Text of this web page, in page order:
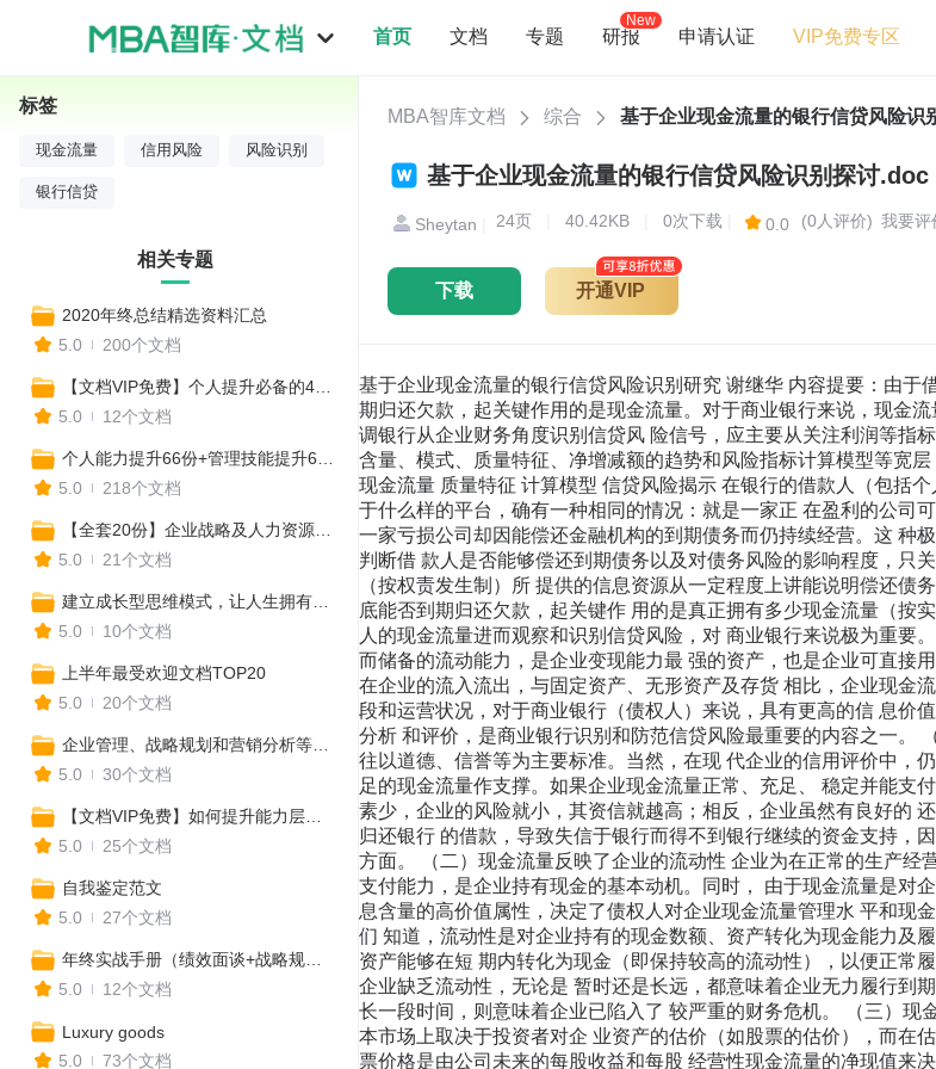
首页 文档 专题 研报
New
申请认证 VIP免费专区
MBA智库文档 综合 基于企业现金流量的银行信贷风险识
基于企业现金流量的银行信贷风险识别探讨.doc
Sheytan 24页 40.42KB 0次下载 0.0 (0人评价) 我要评
下载 开通VIP
基于企业现金流量的银行信贷风险识别研究 谢继华 内容提要：由于借款人盈利能力不是直接和现实的还款来源，债务人能否到 期归还欠款，起关键作用的是现金流量。对于商业银行来说，现金流量具有更高 的信息价值含量。本文的一个重要观点就是强调银行从企业财务角度识别信贷风 险信号，应主要从关注利润等指标转到现金流量的相关指标上来，并从现金流量 信号的价值含量、模式、质量特征、净增减额的趋势和风险指标计算模型等宽层 面的因素分析中，从本质上揭示银行信贷风险。 关键词：现金流量 质量特征 计算模型 信贷风险揭示 在银行的借款人（包括个人客户、单一法人客户和集团法人客户） 中，无论他们处于什么样的平台，确有一种相同的情况：就是一家正 在盈利的公司可能因不能偿还金融机构的到期贷款而遭遇财务危机， 但另一家亏损公司却因能偿还金融机构的到期债务而仍持续经营。这 种极端的现象给了我们识别银行信贷风险一些新的思路，就是判断借 款人是否能够偿还到期债务以及对债务风险的影响程度，只关注借款 人盈利能力是不全面、且不准确的。虽然利润表（按权责发生制）所 提供的信息资源从一定程度上讲能说明偿还债务的来源，但它终究不 是直接和现实的还款来源，债务人到底能否到期归还欠款，起关键作 用的是真正拥有多少现金流量（按实收实付制计算的现金流量表）。 所以，通过研究分析借款人的现金流量进而观察和识别信贷风险，对 商业银行来说极为重要。 一、现金流量信息所揭示的价值 现金是企业出于预防动机而储备的流动能力，是企业变现能力最 强的资产，也是企业可直接用于投资的资源。现金流量表现为这些变 现能力最强的资产在企业的流入流出，与固定资产、无形资产及存货 相比，企业现金流量可以更全面和综合地反映一个企业的生存能力、 发展阶段和运营状况，对于商业银行（债权人）来说，具有更高的信 息价值含量。因此，对企业现金流量管理质量与现金生产能力的分析 和评价，是商业银行识别和防范信贷风险最重要的内容之一。 （一）现金流量是企业信用的重要支撑 传统信用评价中，往往以道德、信誉等为主要标准。当然，在现 代企业的信用评价中，仍然十分重视企业的还款意愿，但还款意愿本 身终究需要充足的现金流量作支撑。如果企业现金流量正常、充足、 稳定并能支付所有到期的债务本息，企业的资金运营健康、不确定性 因素少，企业的风险就小，其资信就越高；相反，企业虽然有良好的 还款意愿，但终因无充足正常的现金流量，而屡次不能正常归还银行 的借款，导致失信于银行而得不到银行继续的资金支持，因此，从这 个意义上来说，现金流量决定着企业信用的重要方面。 （二）现金流量反映了企业的流动性 企业为在正常的生产经营秩序下保证交易和支付到期债务的需 要而保持一定的现金支付能力，是企业持有现金的基本动机。同时， 由于现金流量是对企业生存能力、发展阶段和运营状况的一个综合反 映，其信息含量的高价值属性，决定了债权人对企业现金流量管理水 平和现金产出能力分析时，高度关注流动性对信贷风险的影响。我们 知道，流动性是对企业持有的现金数额、资产转化为现金能力及履行 支付义务能力的描述，如果企业持有充足的现金，或者资产能够在短 期内转化为现金（即保持较高的流动性），以便正常履行支付义务， 则该企业就具有较好的流动性。相反，如果企业缺乏流动性，无论是 暂时还是长远，都意味着企业无力履行到期债务的支付能力。当然， 如果企业较低的流动性要持续较长一段时间，则意味着企业已陷入了 较严重的财务危机。 （三）现金流量影响着企业价值 财务理论认为：企业价值在有效的资本市场上取决于投资者对企 业资产的估价（如股票的估价），而在估价方法中，现金流量起着决 定性的因素，因为上市公司股票价格是由公司未来的每股收益和每股 经营性现金流量的净现值来决定的，盈亏已经不是决定股票价值惟一 重要的因素。在财务报表反映的各类信息中，现金流量的信息价值含 量越来越高，有逐渐取代净利润的趋势，成为评价公司价值的一个重 要标准。也就是说，估价高低主要取决于企业在未来年度的现金流量 及其投资者的预期投资报酬率。现金流入越充足，投资风险越小，投 资者要求的报酬率越低，企业的价值也就越大。 （四）现金流量的合理确定，影响着企业的盈利水平 企业须合理确定现金流量的原因在于：现金虽然具有很好的流动 性，是企业短期偿债能力和支付能力的体现，但同时现金属于非盈利 性资产，收益率非常低。在这种情况下，如果企业持有过多现金，由 此决定的边际收益便会逐步下降，从而降低了企业的收益水平。为此 企业必须在资金流动性和收益性之间不断做出均衡，使现金收支在数 量上和时间上保持相互衔接，做到满足企业正常经营活动现金流量的 同时，减少资金的闲置，提高资金的收益率。 （五）现金流量的大小决定了利润的质量 前文已述及：一家账面利润丰厚的公司可能因不能偿还金融机构 的到期贷款而遭遇财务危机，甚至摆脱不了破产清算的命运；但另一 家亏损公司却因能偿还金融机构的到期债务而仍持续经营。在现收现 付制下，企业销售商品或提供劳务是以现金形式进行交易，若没有资 产折旧和费用摊销，利润量和现金流就是完全相等的，这时的现金流 量不会影响利润的质量。但在权责发生制下，企业收入的增加并不必 然引起现金的增加，企业支出的增加也不一定必然表现为现金的流出。 这种现象的存在，不得不让我们更加高度关注企业现金流量的变化。 二、现金流量模式所揭示的企业生命周期特征及信贷风险 企业在不同的发展阶段有不同的现金收支表现，企业的现金流量 表就是按照现金收支的行为原因将现金流量划分为经营活动、投资活 动和筹资活动的，通过现金流量表揭示企业的发展阶段，从而分析企 业未来的风险。 （一）企业现金流量的初创期表现 新成立的企业开始投资生产并出售产品，因为规模不足等原因， 往往还不能产生经营利润，同时，还需要投资于营运资本来满足规模 扩大所要求的不断增加的存货和应收项目等，所以一般不能产生经营 活动现金净流入。同时，企业正投资于新的设备，资本支出是最大的 现金流出项目。在这个阶段上，企业通过注入股本来筹资，此时债权 人通常不会对借款感兴趣，因为创业阶段的企业暴露了太多对未来发 展的不确定性风险。 （二）企业现金流量的成长期表现 成长期企业的销售增长很快，在经营上已经有一定的稳定性，随 着规模的不断扩大，每年都能产生经营活动现金净流入。同时，企业 还积蓄投资于营运资产和固定资产以满足未来的产能需求，这时公司 有盈利需要支付税款。筹资主要主要还是靠股本，但是在可行的情况 下也使用债务筹资，通常这一阶段的企业负债率还很低。 （三）企业现金流量的成熟期表现 成熟期企业的销售额增长开始放缓，每年的经营活动净现金流量 达到稳定的状态，但由于资金在时空上分布不均衡，对营运资产进行 投资时，还要借助于外部筹资，但是筹资额比成长阶段的比例要低得 多。这时，企业只需要替换那些老化过时的机器，所以资本性支出减 少。同时企业会尽可能的使用债务筹资，因此，每年的利息支付越来 越多。此外，因为不能增长，为了使股本保持在可以接受的水平上， 它每年支付的股利也在增加。这时企业在筹资前产生的现金净流量应 该是有盈余的，可以用来偿还债务。如果企业有现成的借款能力，那 么对于任何暂时的现金需求，如果金额大于企业经营中产生的现金流 量，就可以用借款来支付，此时的风险较低。 从长期来看，成熟期企业的筹资前现金净流量必须是正的。由于 企业受到暂时或一次性因素的影响，他可以在头一年或两年产生负的 现金。如果现金流量在以后的年份里也一直为负，就表明企业存在着 重大的问题。企业在每个产生负现金流量的年份里都需要增加筹资。 （四）企业现金流量的衰退期表现 从银行债权人的角度看，认识衰退期企业的现金流量模式是非常 重要的，因为，他们往往是资金需求者。衰退期的企业开始仍能产生 经营活动现金净流入。由于销售额下降，对营运资本的需求也成正比 下降，存货和应收项目都在减少，目的是为偿还经营性负债。由于企 业缩小了规模，资本性支出比出售厂房和多余财产所产生的现金流量 要少。企业支付相对较高的股利，并且正通过每年回购股票来收回资 本，盈余的现金将被用于偿还债务，如果衰退的态势进一步恶化，经 营活动现金流量将为负，这一时期的风险会越来越大。 三、企业现金流量的银行信贷风险识别 （一）企业现金流量的质量决定着银行的信贷风险 所谓现金流量的质量,是指企业的现金流量能够按照企业的预期 目标进行运转的质量。现金流的质量是否良好直接决定着一个企业的 生命力，也直接地影响着银行的信贷风险。在日益激烈的市场竞争中, 现金流质量已经成为了影响企业生存和发展的关键因素。一般来说, 现金流量质量较高的表现是各类活动的现金流量周转正常,现金流转 状况与企业短期经营状况和企业长期发展目标相适应。现金流量是一 个动态概念,从现金流量表的构成来看,企业的现金流量分为了三大类: 即经营活动产生的现金流量,投资活动产生的现金流量以及筹资活动 产生的现金流量。下面分别对三大类现金流量及其风险影响作分析。 1.经营活动产生的现金流量质量分析 （1）经营活动产生的现金流量小于零的状况 经营活动产生的现金流量小于零，意味着企业通过正常的商品购、 产、销所带来的现金流入量,不足以支付因上述经营活动而引起的现 金流出。企业正常经营活动所取得现金支付,则通过以下几种方式解 决:(1)消耗企业现存的货币积累;(2)挤占本来可以用于投资活动的现 金,推迟投资活动的进行;(3)在不能挤占本来可以用于投资活动的现 金的条件下,进行额外贷款融资,以支持经营活动的现金需要;(4)在没 有贷款融资渠道的条件下,只能采用拖延债务支付或加大经营活动引 起的负债规模来解决。从企业的成长过程来分析,在企业开始从事经 营活动的初期,由于在生产阶段的各个环节都处于过渡状态,设备、人 力资源的利用率相对较低,材料的消耗量相对较高,因而导致企业的成 本消耗较高。同时,为了开拓市场,企业有可能投入较大资金,采用各种 手段将自己的产品推向市场(包括采用渗透法定价、加大广告支出、 放宽收账期等),从而有可能使企业在这一时期的经营活动现金流量表 现为“入不敷出”的状态。我们认为,如果是由于上述原因导致的经营活 动现金流量小于零,应该认为这是企业在发展过程中不可避免的正常 状态。但是,如果企业在正常生产经营期间仍然出现这种状态,就应当 认为企业经营活动现金流量的质量不高，财务管理不善，可能会引发 债务风险。 （2）经营活动产生的现金流量等于零的状况 企业经营活动产生的现金流量等于零,意味着企业通过正常的商 品购、产、销所带来的现金流入量,恰恰能够支付因上述经营活动而 引起的货币流出。在企业经营活动产生的现金流量等于零时,企业的 经营活动现金流量处于“收支平衡”的状态。企业正常经营活动不需要 额外补充流动资金,企业的经营活动也不能为企业的投资活动以及融 资活动贡献现金。但必须注意的是,在企业的成本消耗中,有相当一部 分属于按照权责发生制原则的要求而确认的摊销成本(如无形资产、 递延资产摊销、固定资产折旧等)和应计成本(如对预提费用的处理 等)(以下把这两类成本通称为非现金消耗性成本)。显然,在经营活动 产生的现金流量等于零时,企业经营活动产生的现金流量是不可能为 这部分非现金消耗性成本的资源消耗提供货币补偿的。因此,从长期 来看,经营活动产生的现金流量等于零的状态,根本不可能维持企业经 营活动的货币“简单再生产”。因此,我们认为,如果企业在正常生产经 营期间持续出现这种状态,企业经营活动现金流量的质量仍然不高， 仍有可能由于现金流不足引发还款风险。 （3）经营活动产生的现金流量大于零但不足以补偿当期的非现 金消耗性成本 经营活动产生的现金流量大于零但不足以补偿当期的非现金消 耗性成本,意味着企业通过正常的商品购、产、销所带来的现金流入 量,不但能够支付因经营活动而引起的货币流出,而且还有余力补偿一 部分当期的非现金消耗性成本。此时,企业虽然在现金流量的压力方 面比前两种状态要好,但是,如果这种状态持续,则企业经营活动产生 的现金流量从长期来看,也不可能维持企业经营活动的货币“简单再生 产”。因此,我们认为,如果企业在正常生产经营期间持续出现这种状态, 企业经营
标签
现金流量 信用风险 风险识别
银行信贷
相关专题
2020年终总结精选资料汇总
5.0
200个文档
5.0
12个文档
5.0
218个文档
5.0
21个文档
5.0
10个文档
上半年最受欢迎文档TOP20
5.0
20个文档
5.0
30个文档
5.0
25个文档
自我鉴定范文
5.0
27个文档
5.0
12个文档
Luxury goods
5.0
73个文档